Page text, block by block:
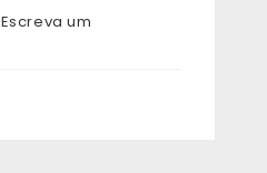
Escreva um